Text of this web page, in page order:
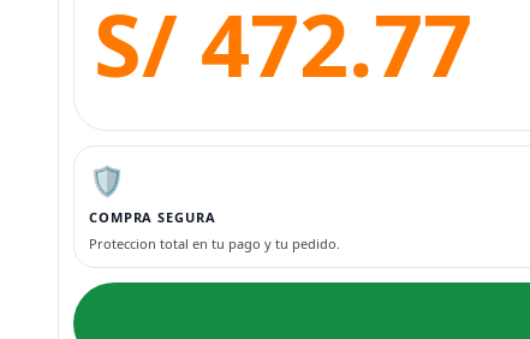
S/ 472.77
🛡️
COMPRA SEGURA
Proteccion total en tu pago y tu pedido.